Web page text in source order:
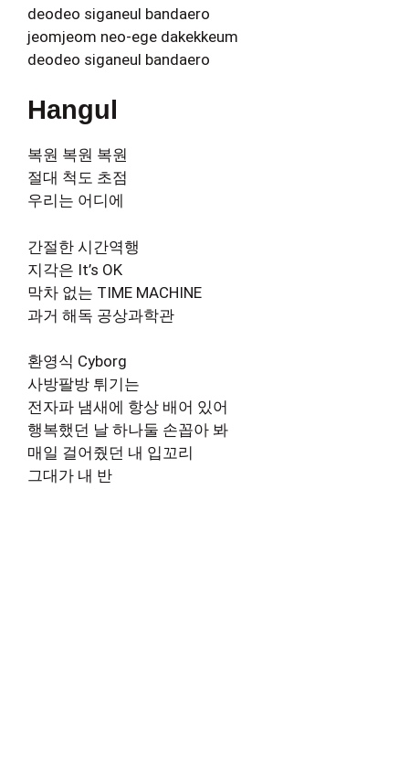
deodeo siganeul bandaero
jeomjeom neo-ege dakekkeum
deodeo siganeul bandaero
Hangul
복원 복원 복원
절대 척도 초점
우리는 어디에
간절한 시간역행
지각은 It’s OK
막차 없는 TIME MACHINE
과거 해독 공상과학관
환영식 Cyborg
사방팔방 튀기는
전자파 냄새에 항상 배어 있어
행복했던 날 하나둘 손꼽아 봐
매일 걸어줬던 내 입꼬리
그대가 내 반